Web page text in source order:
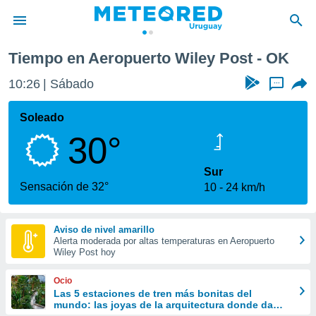
de
ha
calidad.
a este
las
y
forma
digital
basada
Tiempo en Aeropuerto Wiley Post - OK
10:26 Sábado ...
Soleado
30°
Sensación de 32°
Sur
10
24 km/h
Aviso de nivel amarillo
Alerta moderada por altas temperaturas en Aeropuerto
Wiley Post hoy
Ocio
Las 5 estaciones de tren más bonitas del
mundo: las joyas de la arquitectura donde da